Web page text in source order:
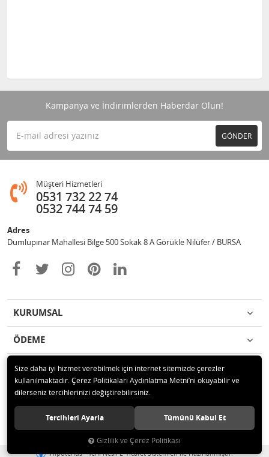
Kampanya ve İndirimlerden Haberdar Olun!
GÖNDER
Müşteri Hizmetleri
0531 732 22 74
0532 744 74 59
Adres
Dumlupınar Mahallesi Bilge 500 Sokak 8 A Görükle Nilüfer / BURSA
KURUMSAL
ÖDEME
İLETİŞİM
© 2020 MAG OTOMOTİV Tüm hakları saklıdır.
Hipotenüs Yeni Nesil E-Ticaret Sistemleri ile Hazırlanmıştır.
Size daha iyi hizmet verebilmek için internet sitemizde çerezler
kullanılmaktadır. Çerez Politikaları Aydınlatma Metni’ni okuyabilir ve
dilerseniz tercihlerinizi değiştirebilirsiniz.
Tercihleri Ayarla Tümünü Kabul Et
Gizlilik ve Çerez Politikası